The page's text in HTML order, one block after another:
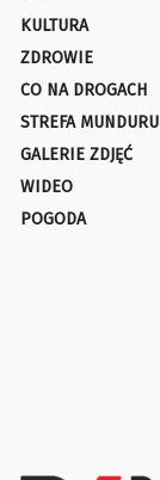
KULTURA
ZDROWIE
CO NA DROGACH
STREFA MUNDURU
GALERIE ZDJĘĆ
WIDEO
POGODA